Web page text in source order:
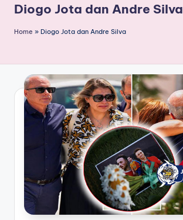
r
n
l
B
e
ri
T
e
Diogo Jota dan Andre Silva
Home » Diogo Jota dan Andre Silva